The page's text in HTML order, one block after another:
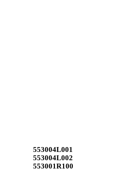
553004L001
553004L002
553001R100